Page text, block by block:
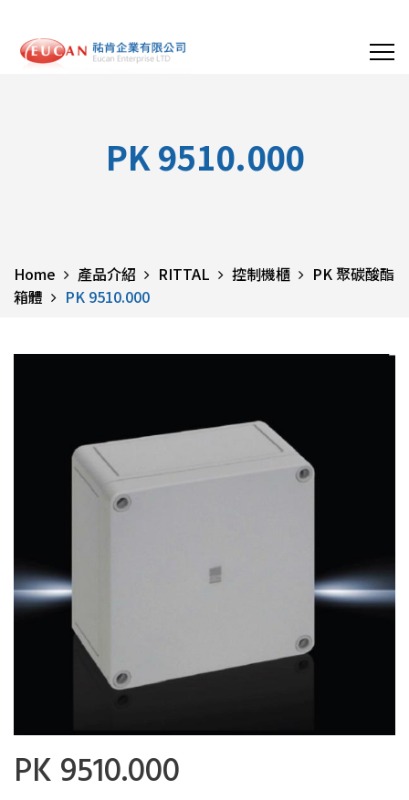
PK 9510.000
Home 產品介紹 RITTAL 控制機櫃
PK 聚碳酸酯
箱體
PK 9510.000
PK 9510.000